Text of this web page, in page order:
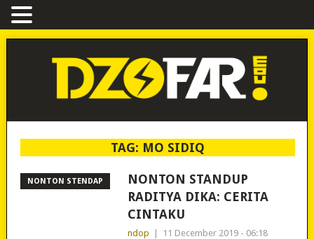
TAG: MO SIDIQ
NONTON STENDAP
NONTON STANDUP
RADITYA DIKA: CERITA
CINTAKU
ndop 11 December 2019 - 06:18